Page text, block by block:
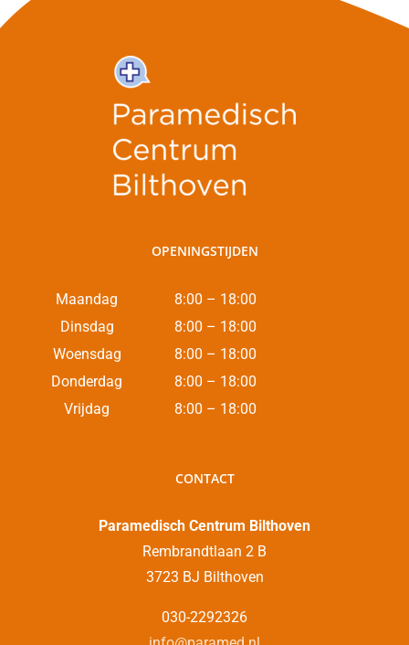
OPENINGSTIJDEN
Maandag
8:00 – 18:00
Dinsdag
8:00 – 18:00
Woensdag
8:00 – 18:00
Donderdag
8:00 – 18:00
Vrijdag
8:00 – 18:00
CONTACT
Paramedisch Centrum Bilthoven
Rembrandtlaan 2 B
3723 BJ Bilthoven
030-2292326